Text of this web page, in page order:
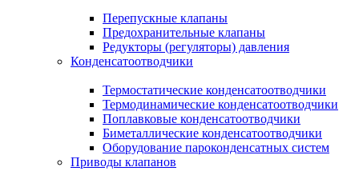
Перепускные клапаны
Предохранительные клапаны
Редукторы (регуляторы) давления
Конденсатоотводчики
Термостатические конденсатоотводчики
Термодинамические конденсатоотводчики
Поплавковые конденсатоотводчики
Биметаллические конденсатоотводчики
Оборудование пароконденсатных систем
Приводы клапанов